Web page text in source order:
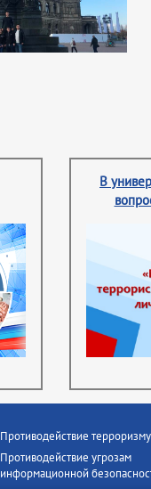
В
Противодействие терроризму
Противодействие угрозам
информационной